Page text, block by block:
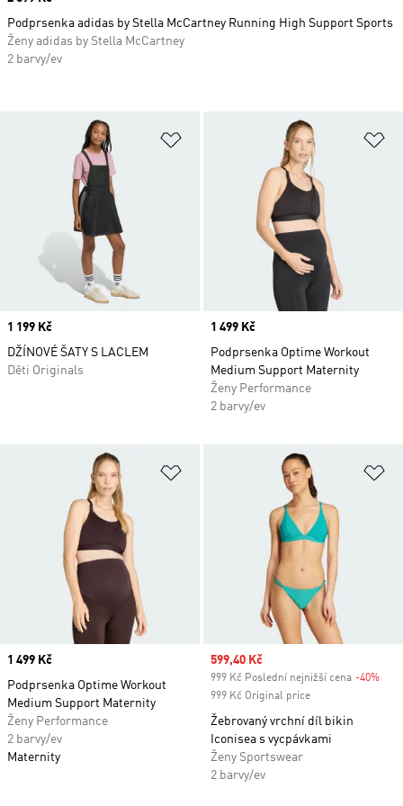
Přidat do seznamu přání
Price
1 199 Kč
DŽÍNOVÉ ŠATY S LACLEM
Děti Originals
Price
1 499 Kč
Podprsenka Optime Workout
Medium Support Maternity
Ženy Performance
2 barvy/ev
Přidat do seznamu přání
Price
1 499 Kč
Podprsenka Optime Workout
Medium Support Maternity
Ženy Performance
2 barvy/ev
Maternity
Sale price
599,40 Kč
999 Kč Poslední nejnižší cena -40%
999 Kč Original price
Žebrovaný vrchní díl bikin
Iconisea s vycpávkami
Ženy Sportswear
2 barvy/ev
Podprsenka adidas by Stella McCartney Running High Support Sports
Ženy adidas by Stella McCartney
2 barvy/ev